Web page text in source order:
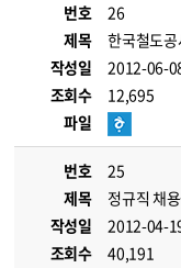
번호
26
제목
한국철도공
작성일
2012-06-
조회수
12,695
파일
번호
25
제목
정규직 채
작성일
2012-04-
조회수
40,191